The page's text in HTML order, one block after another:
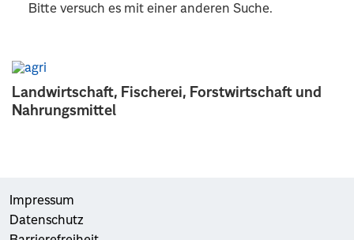
Landwirtschaft, Fischerei, Forstwirtschaft und
Nahrungsmittel
Bitte versuch es mit einer anderen Suche.
Impressum
Datenschutz